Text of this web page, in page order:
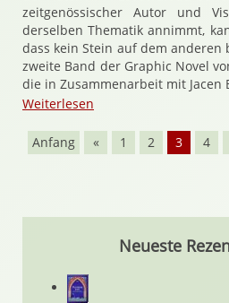
zeitgenössischer Autor und
derselben Thematik annimmt,
dass kein Stein auf dem
zweite Band der Graphic Novel
die in Zusammenarbeit mit Jacen
Weiterlesen
Anfang « 1 2 3 4
Neueste